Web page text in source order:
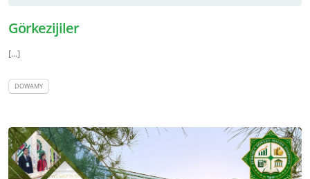
Görkezijiler
[...]
DOWAMY